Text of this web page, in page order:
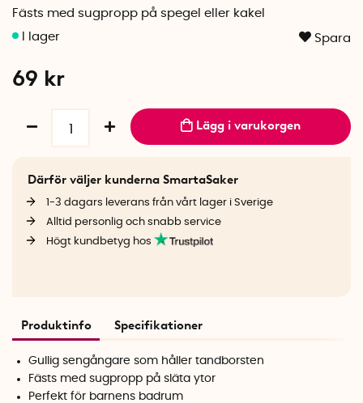
Fästs med sugpropp på spegel eller kakel
Spara
69 kr
Lägg i varukorgen
Därför väljer kunderna SmartaSaker
1-3 dagars leverans från vårt lager i Sverige
Alltid personlig och snabb service
Högt kundbetyg hos
Produktinfo Specifikationer
Gullig sengångare som håller tandborsten
Fästs med sugpropp på släta ytor
Perfekt för barnens badrum